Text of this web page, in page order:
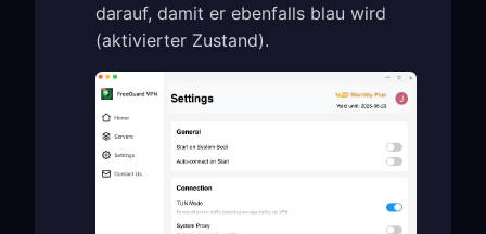
darauf, damit er ebenfalls blau wird
(aktivierter Zustand).